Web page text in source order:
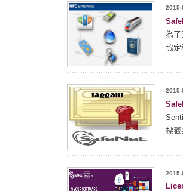
2015-
為了
協
2015-
標籤
2015-